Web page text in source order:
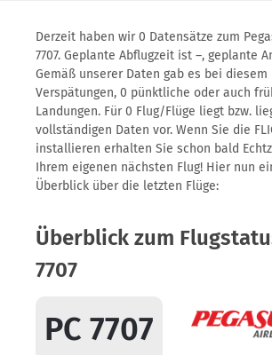
Derzeit haben wir 0 Datensätze zum
7707. Geplante Abflugzeit ist –, geplante
Gemäß unserer Daten gab es bei diesem
Verspätungen, 0 pünktliche oder auch
Landungen. Für 0 Flug/Flüge liegt bzw.
vollständigen Daten vor. Wenn Sie die
installieren erhalten Sie schon bald
Ihrem eigenen nächsten Flug! Hier nun
Überblick über die letzten Flüge:
Überblick zum
7707
PC 7707